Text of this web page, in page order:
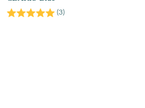
(3)